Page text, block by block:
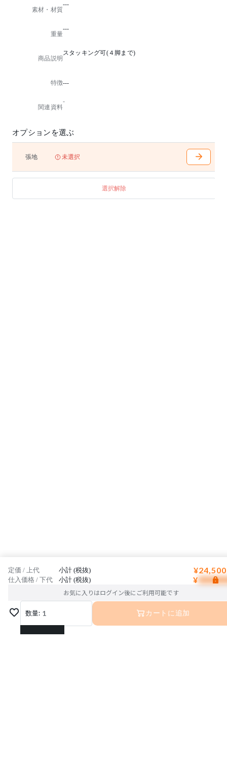
素材・材質
---
重量
---
商品説明
スタッキング可(４脚まで)
特徴---
関連資料
-
オプションを選ぶ
張地 未選択
選択解除
定価 / 上代 小計 (税抜)
仕入価格 / 下代 小計 (税抜) ¥
お気に入りはログイン後にご利用可能です
数量: 1
1
カートに追加